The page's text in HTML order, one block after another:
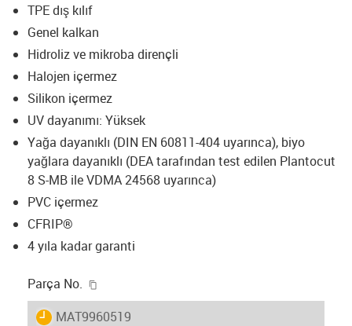
TPE dış kılıf
Genel kalkan
Hidroliz ve mikroba dirençli
Halojen içermez
Silikon içermez
UV dayanımı: Yüksek
Yağa dayanıklı (DIN EN 60811-404 uyarınca), biyo
yağlara dayanıklı (DEA tarafından test edilen Plantocut
8 S-MB ile VDMA 24568 uyarınca)
PVC içermez
CFRIP®
4 yıla kadar garanti
Parça No.
igus-icon-lieferzeit
MAT9960519